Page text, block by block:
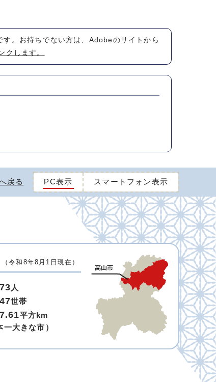
。お持ちでない方は、Adobeのサイトから
クします。
戻る PC表示 スマートフォン表示
（令和8年8月1日現在）
人
世帯
平方km
一大きな市）